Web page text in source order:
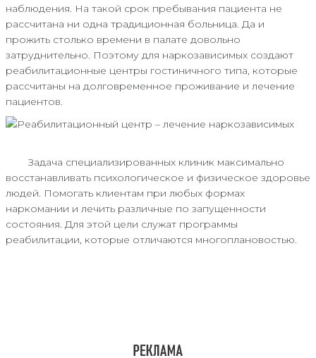
наблюдения. На такой срок пребывания пациента не
рассчитана ни одна традиционная больница. Да и
прожить столько времени в палате довольно
затруднительно. Поэтому для наркозависимых создают
реабилитационные центры гостиничного типа, которые
рассчитаны на долговременное проживание и лечение
пациентов.
Задача специализированных клиник максимально
восстанавливать психологическое и физическое здоровье
людей. Помогать клиентам при любых формах
наркомании и лечить различные по запущенности
состояния. Для этой цели служат программы
реабилитации, которые отличаются многоплановостью.